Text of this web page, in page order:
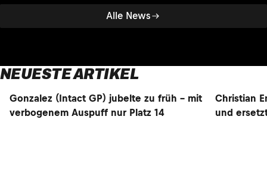
Alle News
NEUESTE ARTIKEL
Gonzalez (Intact GP) jubelte zu früh – mit
verbogenem Auspuff nur Platz 14